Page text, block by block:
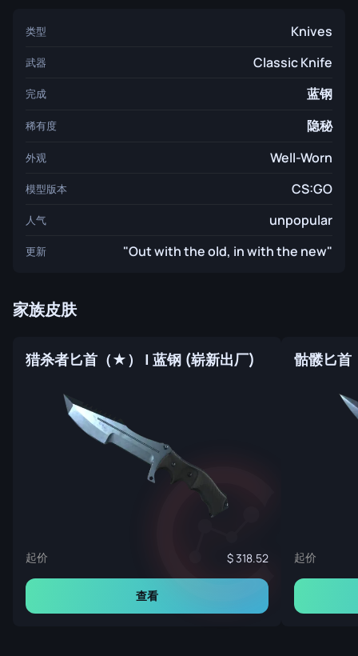
类型 Knives
武器 Classic Knife
完成 蓝钢
稀有度 隐秘
外观 Well-Worn
模型版本 CS:GO
人气 unpopular
更新 "Out with the old, in with the new"
家族皮肤
猎杀者匕首（★） | 蓝钢 (崭新出厂)
起价 318.52
查看
骷髅匕
起价